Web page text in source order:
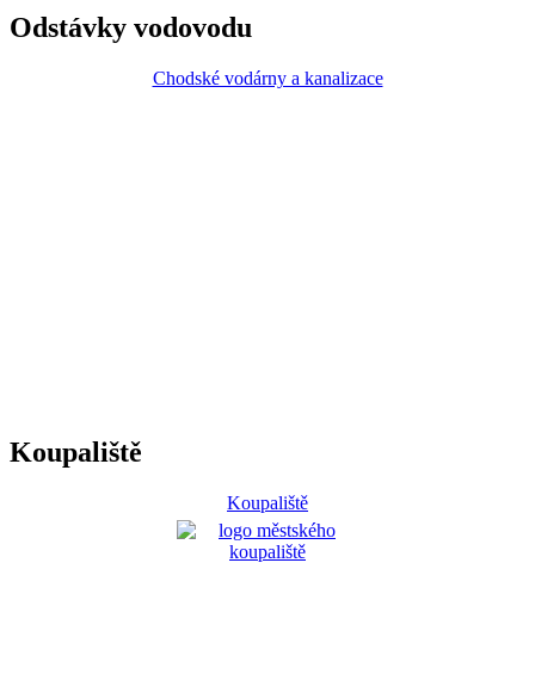
Odstávky vodovodu
Chodské vodárny a kanalizace
Koupaliště
Koupaliště